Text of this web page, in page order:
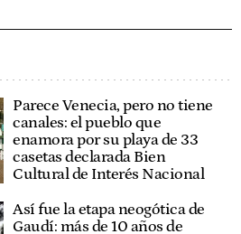
Parece Venecia, pero no tiene
canales: el pueblo que
enamora por su playa de 33
casetas declarada Bien
Cultural de Interés Nacional
Así fue la etapa neogótica de
Gaudí: más de 10 años de